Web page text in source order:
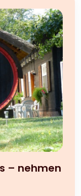
– nehmen